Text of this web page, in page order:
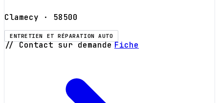
Clamecy · 58500
ENTRETIEN ET RÉPARATION AUTO
// Contact sur demande Fiche